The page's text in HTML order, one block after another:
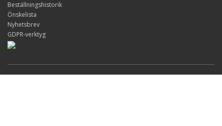
Beställningshistorik
Önskelista
Nyhetsbrev
GDPR-verktyg